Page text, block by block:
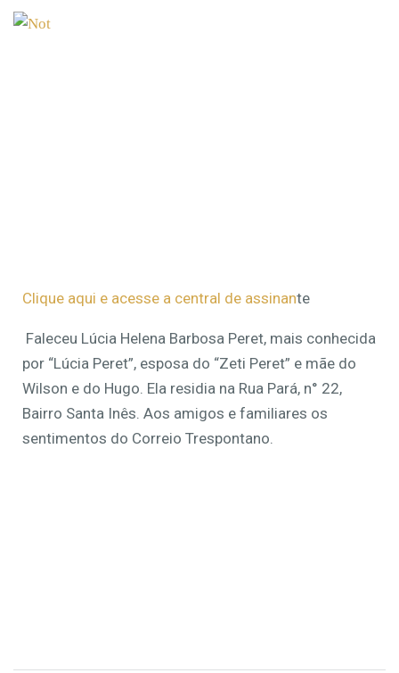
Clique aqui e acesse a central de assinante
Faleceu Lúcia Helena Barbosa Peret, mais conhecida
por “Lúcia Peret”, esposa do “Zeti Peret” e mãe do
Wilson e do Hugo. Ela residia na Rua Pará, n° 22,
Bairro Santa Inês. Aos amigos e familiares os
sentimentos do Correio Trespontano.